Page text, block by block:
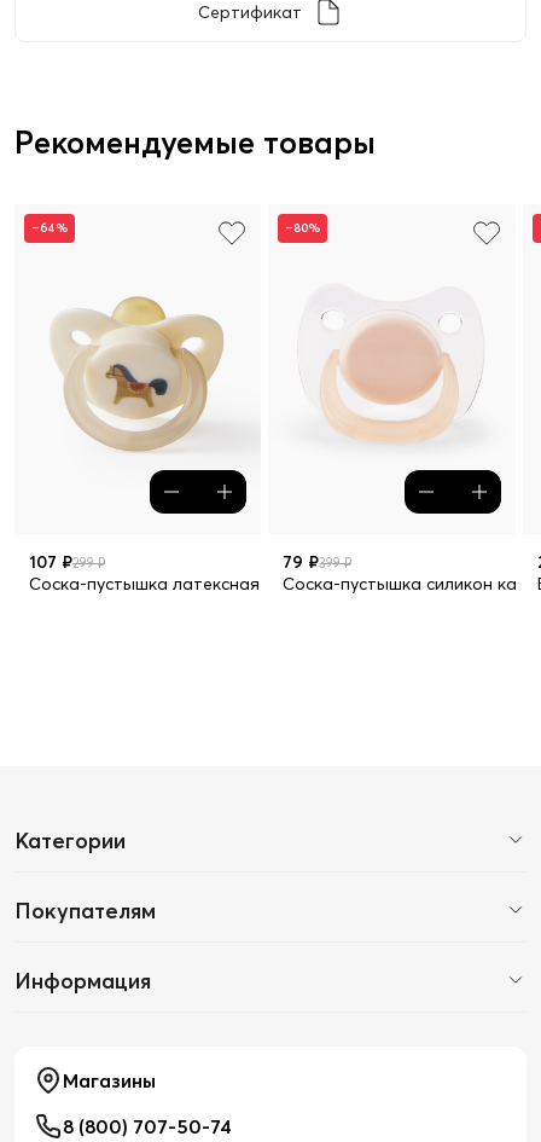
Сертификат
Рекомендуемые товары
–64%
107 ₽299 ₽
Соска-пустышка латексная с колпачком, 0+
–80%
79 ₽399 ₽
Соска-пустышка силикон
Категории
Покупателям
Информация
Магазины
8 (800) 707-50-74